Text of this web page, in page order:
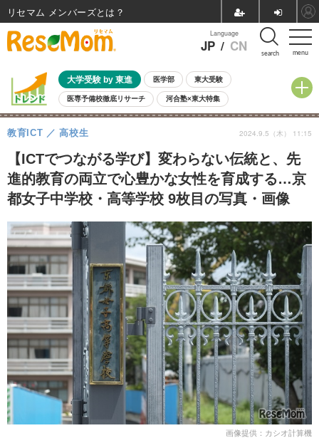
menu
Language
JP / CN search
大学受験 by 東進 医学部 東大受験
医専予備校徹底リサーチ 河合塾×東大特集
親子で考える大学選び 高校受験 中学受験 小学校受験
共通テスト 夏休み
8月開催イベント・WS 全国公立高校 過去問 人気記事
自由研究教材（小学生向け） 自由研究教材（中学生向け） ランキング
【ICTでつながる学び】変わらない伝統と、先
進的教育の両立で心豊かな女性を育成する…京
都女子中学校・高等学校 9枚目の写真・画像
教育ICT 高校生 2024.9.5（木） 11:15
画像提供：カシオ計算機
リセマム メンバーズ